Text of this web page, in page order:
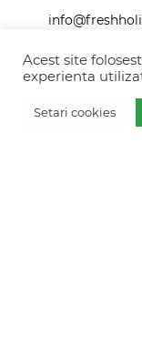
Povestile
Contact Fresh
Acest site
experienta
Setari cookies